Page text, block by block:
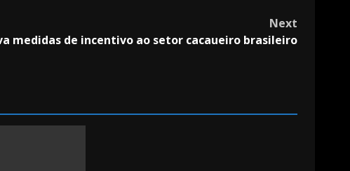
Next
medidas de incentivo ao setor cacaueiro brasileiro